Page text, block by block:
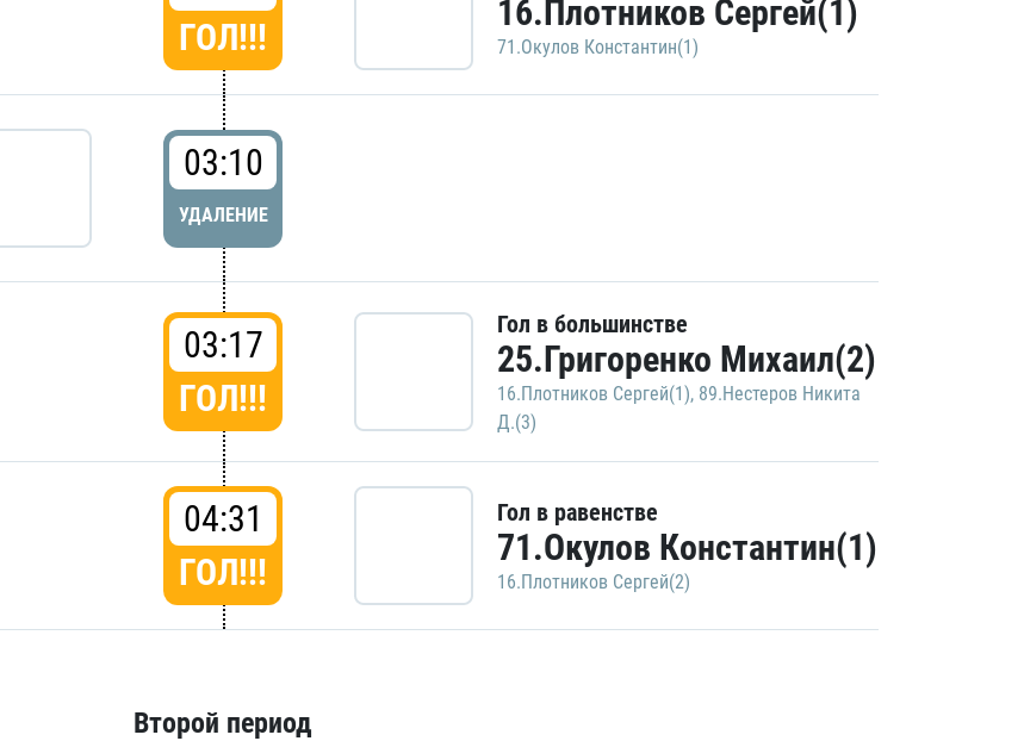
ГОЛ!!!
16.Плотников Сергей(1)
71.Окулов Константин(1)
03:10
УДАЛЕНИЕ
03:17
ГОЛ!!!
Гол в большинстве
25.Григоренко Михаил(2)
16.Плотников Сергей(1), 89.Нестеров Никита
Д.(3)
04:31
ГОЛ!!!
Гол в равенстве
71.Окулов Константин(1)
16.Плотников Сергей(2)
Второй период